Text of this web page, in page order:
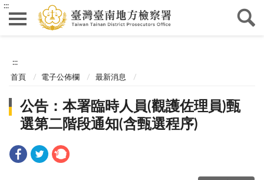
:::
:::
首頁 電子公佈欄 最新消息
公告：本署臨時人員(觀護佐理員)甄
選第二階段通知(含甄選程序)